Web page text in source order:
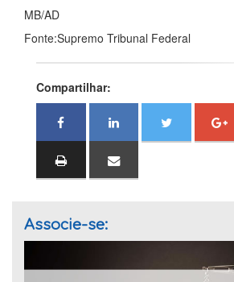
MB/AD
Fonte:Supremo Tribunal Federal
Compartilhar:
Associe-se: